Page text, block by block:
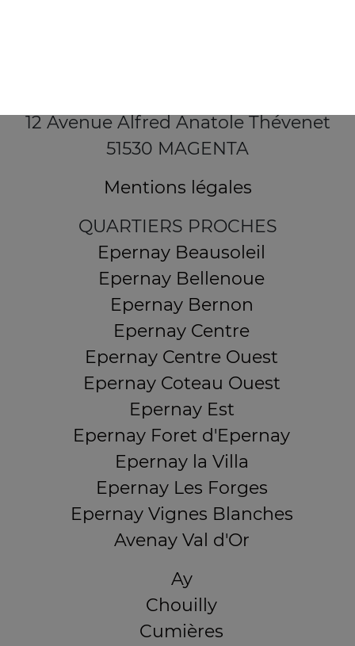
12 Avenue Alfred Anatole Thévenet
51530 MAGENTA
Mentions légales
QUARTIERS PROCHES
Epernay Beausoleil
Epernay Bellenoue
Epernay Bernon
Epernay Centre
Epernay Centre Ouest
Epernay Coteau Ouest
Epernay Est
Epernay Foret d'Epernay
Epernay la Villa
Epernay Les Forges
Epernay Vignes Blanches
Avenay Val d'Or
Ay
Chouilly
Cumières